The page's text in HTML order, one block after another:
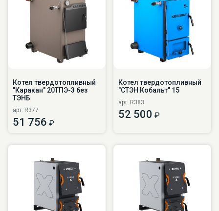
Котел твердотопливный
"Каракан" 20ТПЭ-3 без
ТЭНБ
арт. R377
51 756 ₽
Котел твердотопливный
"СТЭН Кобальт" 15
арт. R383
52 500 ₽